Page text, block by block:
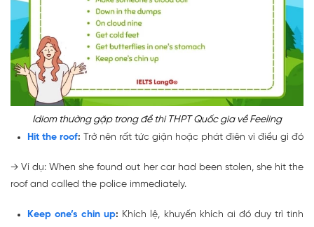
Idiom thường gặp trong đề thi THPT Quốc gia về Feeling
Hit the roof: Trở nên rất tức giận hoặc phát điên vì điều gì đó
→Ví dụ: When she found out her car had been stolen, she hit the
roofand called the police immediately.
Keep one’s chin up: Khích lệ, khuyến khích ai đó duy trì tinh